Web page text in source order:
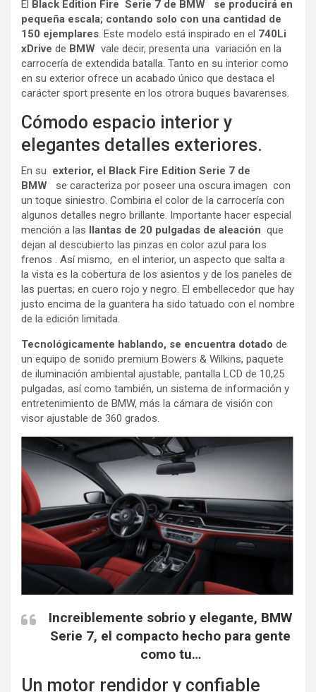
El Black Edition Fire Serie 7 de BMW se producirá en
pequeña escala; contando solo con una cantidad de
150 ejemplares . Este modelo está inspirado en el 740Li
xDrive de BMW vale decir, presenta una variación en la
carrocería de extendida batalla. Tanto en su interior como
en su exterior ofrece un acabado único que destaca el
carácter sport presente en los otrora buques bavarenses.
Cómodo espacio interior y
elegantes detalles exteriores.
En su exterior, el Black Fire Edition Serie 7 de
BMW
se caracteriza por poseer una oscura imagen con
un toque siniestro. Combina el color de la carrocería con
algunos detalles negro brillante. Importante hacer especial
mención a las llantas de 20 pulgadas de aleación que
dejan al descubierto las pinzas en color azul para los
frenos . Así mismo, en el interior, un aspecto que salta a
la vista es la cobertura de los asientos y de los paneles de
las puertas; en cuero rojo y negro. El embellecedor que hay
justo encima de la guantera ha sido tatuado con el nombre
de la edición limitada.
Tecnológicamente hablando, se encuentra dotado de
un equipo de sonido premium Bowers & Wilkins, paquete
de iluminación ambiental ajustable, pantalla LCD de 10,25
pulgadas, así como también, un sistema de información y
entretenimiento de BMW, más la cámara de visión con
visor ajustable de 360 grados.
Increiblemente sobrio y elegante, BMW
Serie 7, el compacto hecho para gente
como tu…
Un motor rendidor y confiable